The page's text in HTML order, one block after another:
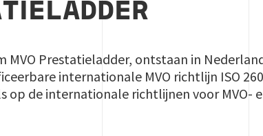
MVO Prestatieladder, ontstaan in
internationale MVO richtlijn ISO
op de internationale richtlijnen voor MVO-